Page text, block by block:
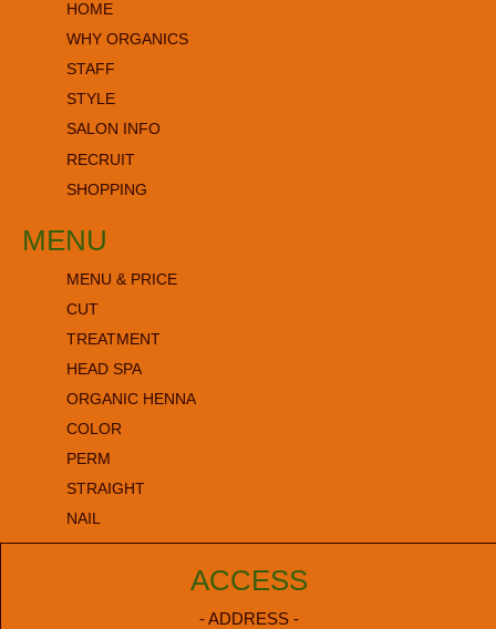
HOME
WHY ORGANICS
STAFF
STYLE
SALON INFO
RECRUIT
SHOPPING
MENU
MENU & PRICE
CUT
TREATMENT
HEAD SPA
ORGANIC HENNA
COLOR
PERM
STRAIGHT
NAIL
ACCESS
- ADDRESS -